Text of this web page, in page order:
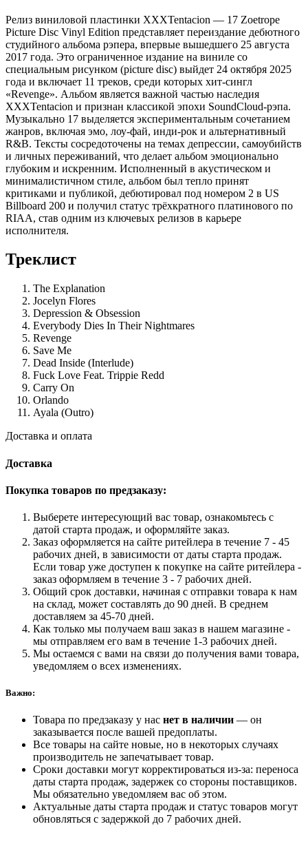
Релиз виниловой пластинки XXXTentacion — 17 Zoetrope
Picture Disc Vinyl Edition представляет переиздание дебютного
студийного альбома рэпера, впервые вышедшего 25 августа
2017 года. Это ограниченное издание на виниле со
специальным рисунком (picture disc) выйдет 24 октября 2025
года и включает 11 треков, среди которых хит-сингл
«Revenge». Альбом является важной частью наследия
XXXTentacion и признан классикой эпохи SoundCloud-рэпа.
Музыкально 17 выделяется экспериментальным сочетанием
жанров, включая эмо, лоу-фай, инди-рок и альтернативный
R&B. Тексты сосредоточены на темах депрессии, самоубийств
и личных переживаний, что делает альбом эмоционально
глубоким и искренним. Исполненный в акустическом и
минималистичном стиле, альбом был тепло принят
критиками и публикой, дебютировал под номером 2 в US
Billboard 200 и получил статус трёхкратного платинового по
RIAA, став одним из ключевых релизов в карьере
исполнителя.
Треклист
The Explanation
Jocelyn Flores
Depression & Obsession
Everybody Dies In Their Nightmares
Revenge
Save Me
Dead Inside (Interlude)
Fuck Love Feat. Trippie Redd
Carry On
Orlando
Ayala (Outro)
Доставка и оплата
Доставка
Покупка товаров по предзаказу:
Выберете интересующий вас товар, ознакомьтесь с
датой старта продаж, и оформляйте заказ.
Заказ оформляется на сайте ритейлера в течение 7 - 45
рабочих дней, в зависимости от даты старта продаж.
Если товар уже доступен к покупке на сайте ритейлера -
заказ оформляем в течение 3 - 7 рабочих дней.
Общий срок доставки, начиная с отправки товара к нам
на склад, может составлять до 90 дней. В среднем
доставляем за 45-70 дней.
Как только мы получаем ваш заказ в нашем магазине -
мы отправляем его вам в течение 1-3 рабочих дней.
Мы остаемся с вами на связи до получения вами товара,
уведомляем о всех изменениях.
Важно:
Товара по предзаказу у нас нет в наличии — он
заказывается после вашей предоплаты.
Все товары на сайте новые, но в некоторых случаях
производитель не запечатывает товар.
Сроки доставки могут корректироваться из-за: переноса
даты старта продаж, задержек со стороны поставщиков.
Мы обязательно уведомляем вас об этом.
Актуальные даты старта продаж и статус товаров могут
обновляться с задержкой до 7 рабочих дней.